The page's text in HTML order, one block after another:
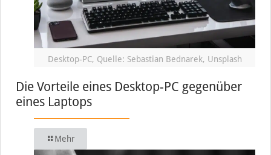
Desktop-PC, Quelle: Sebastian Bednarek, Unsplash
Die Vorteile eines Desktop-PC gegenüber
eines Laptops
Mehr